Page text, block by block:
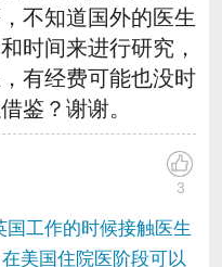
不知道国外的医生
时间来进行研究，
有经费可能也没时
鉴？谢谢。
3
国工作的时候接触医生
美国住院医阶段可以